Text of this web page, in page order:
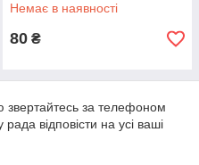
Немає в наявності
80 ₴
звертайтесь за телефоном
відповісти на усі ваші